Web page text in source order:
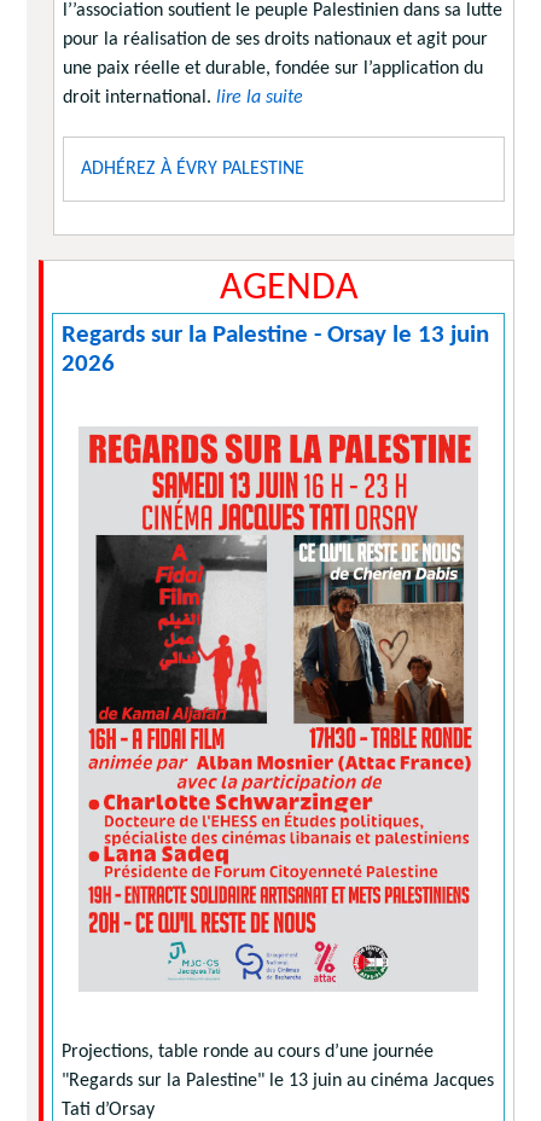
l’’association soutient le peuple Palestinien dans sa lutte
pour la réalisation de ses droits nationaux et agit pour
une paix réelle et durable, fondée sur l’application du
droit international. lire la suite
ADHÉREZ À ÉVRY PALESTINE
AGENDA
Regards sur la Palestine - Orsay le 13 juin
2026
Projections, table ronde au cours d’une journée
"Regards sur la Palestine" le 13 juin au cinéma Jacques
Tati d’Orsay